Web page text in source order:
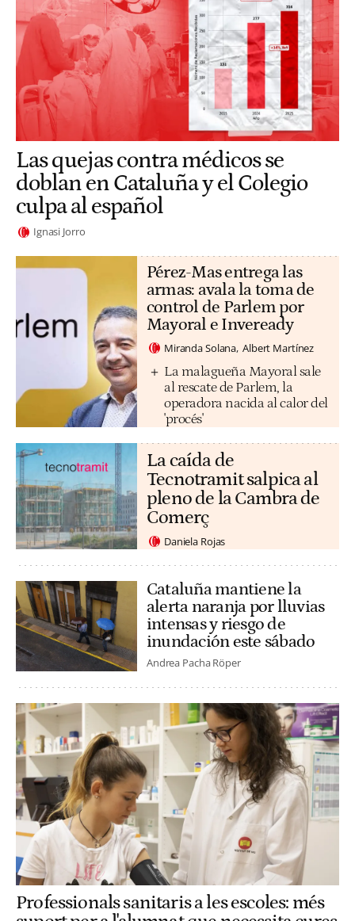
Las quejas contra médicos se
doblan en Cataluña y el Colegio
culpa al español
Ignasi Jorro
Pérez-Mas entrega las
armas: avala la toma de
control de Parlem por
Mayoral e Inveready
Miranda Solana Albert Martínez
La malagueña Mayoral sale
al rescate de Parlem, la
operadora nacida al calor del
'procés'
La caída de
Tecnotramit salpica al
pleno de la Cambra de
Comerç
Daniela Rojas
Cataluña mantiene la
alerta naranja por lluvias
intensas y riesgo de
inundación este sábado
Andrea Pacha Röper
Professionals sanitaris a les escoles: més